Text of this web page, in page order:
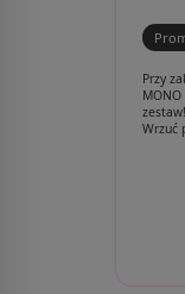
Przy
zestaw!
Wrzuć